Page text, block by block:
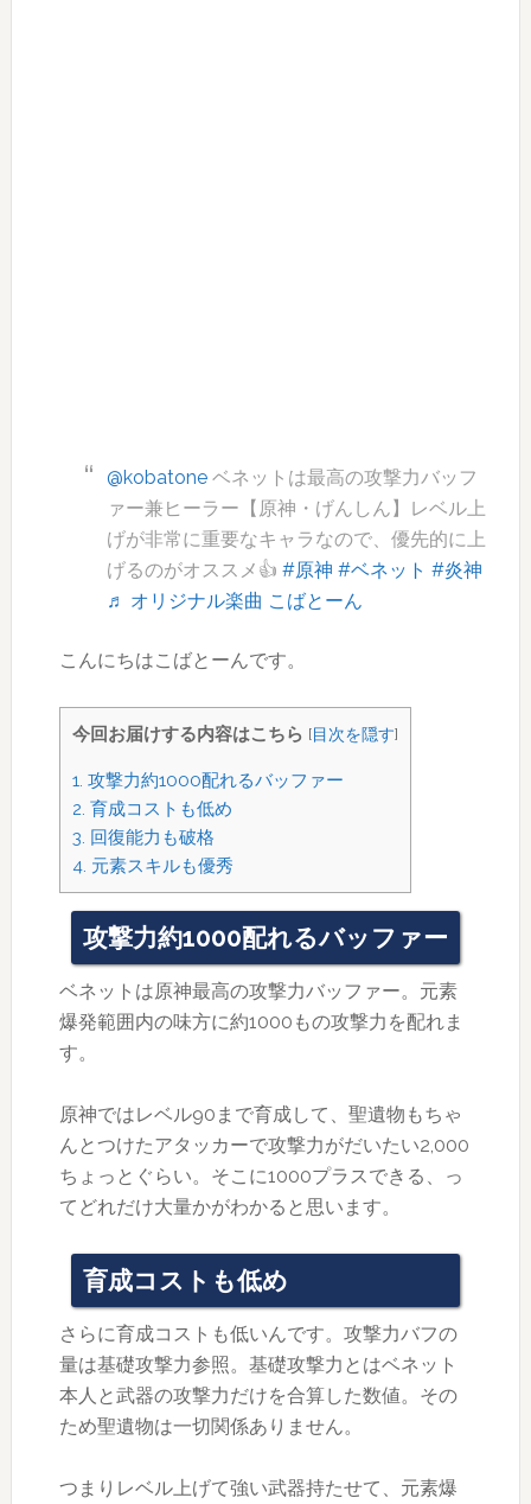
@kobatoneベネットは最高の攻撃力バッフ
ァー兼ヒーラー【原神・げんしん】レベル上
げが非常に重要なキャラなので、優先的に上
げるのがオススメ👍 #原神 #ベネット #炎神
♬ オリジナル楽曲 こばとーん
こんにちはこばとーんです。
今回お届けする内容はこちら [目次を隠す]
1. 攻撃力約1000配れるバッファー
2. 育成コストも低め
3. 回復能力も破格
4. 元素スキルも優秀
攻撃力約1000配れるバッファー
ベネットは原神最高の攻撃力バッファー。元素
爆発範囲内の味方に約1000もの攻撃力を配れま
す。
原神ではレベル90まで育成して、聖遺物もちゃ
んとつけたアタッカーで攻撃力がだいたい2,000
ちょっとぐらい。そこに1000プラスできる、っ
てどれだけ大量かがわかると思います。
育成コストも低め
さらに育成コストも低いんです。攻撃力バフの
量は基礎攻撃力参照。基礎攻撃力とはベネット
本人と武器の攻撃力だけを合算した数値。その
ため聖遺物は一切関係ありません。
つまりレベル上げて強い武器持たせて、元素爆